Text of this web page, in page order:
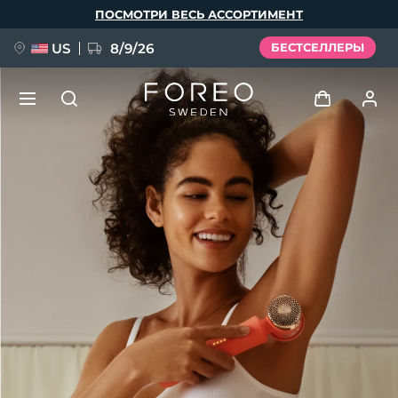
ПОСМОТРИ ВЕСЬ АССОРТИМЕНТ
US 8/9/26 БЕСТСЕЛЛЕРЫ
Войти
Профиль пользователя
Мои приборы
Мои заказы
Мои адреса
Мои подписки
НОВИНКА
FAQ™ Pure Beauty-Tech Elixir
BREAKING NEWS
issa™ Teeth Whitening Set
Deutsch
Español
Italiano
Português
Svenska
Русский
Türkçe
简体中文 繁體中文